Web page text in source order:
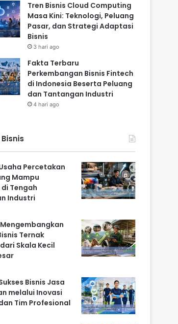
Tren Bisnis Cloud Computing
Masa Kini: Teknologi, Peluang
Pasar, dan Strategi Adaptasi
Bisnis
3 hari ago
Fakta Terbaru
Perkembangan Bisnis Fintech
di Indonesia Beserta Peluang
dan Tantangan Industri
4 hari ago
Percetakan
Mampu
Tengah
Industri
Ternak
Skala Kecil
Bisnis Jasa
melalui Inovasi
Tim Profesional